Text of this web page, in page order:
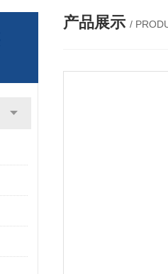
产品展示 /